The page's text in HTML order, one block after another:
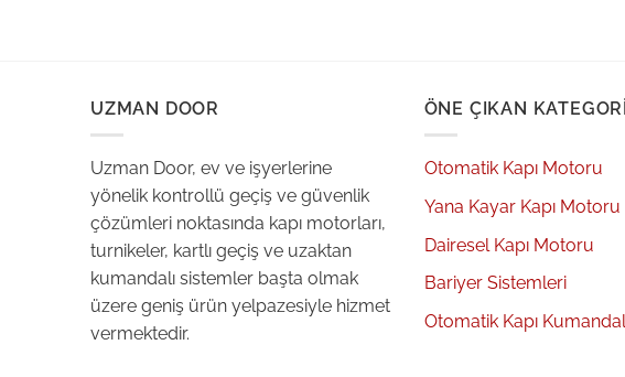
UZMAN DOOR
Uzman Door, ev ve işyerlerine
yönelik kontrollü geçiş ve güvenlik
çözümleri noktasında kapı motorları,
turnikeler, kartlı geçiş ve uzaktan
kumandalı sistemler başta olmak
üzere geniş ürün yelpazesiyle hizmet
vermektedir.
ÖNE ÇIKAN
Otomatik Kapı Motoru
Yana Kayar Kapı Motoru
Dairesel Kapı Motoru
Bariyer Sistemleri
Otomatik Kapı